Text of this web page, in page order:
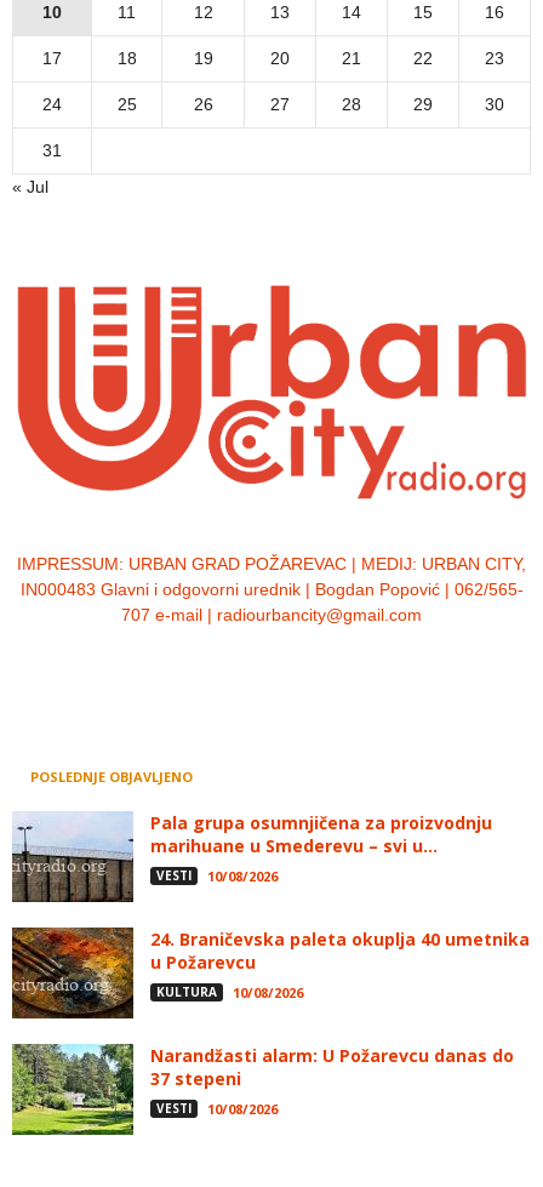
10 11 12 13 14 15 16
17 18 19 20 21 22 23
24 25 26 27 28 29 30
31
« Jul
IMPRESSUM: URBAN GRAD POŽAREVAC | MEDIJ: URBAN CITY,
IN000483 Glavni i odgovorni urednik | Bogdan Popović | 062/565-
707 e-mail | radiourbancity@gmail.com
POSLEDNJE OBJAVLJENO
Pala grupa osumnjičena za proizvodnju
marihuane u Smederevu – svi u...
VESTI 10/08/2026
24. Braničevska paleta okuplja 40 umetnika
u Požarevcu
KULTURA 10/08/2026
Narandžasti alarm: U Požarevcu danas do
37 stepeni
VESTI 10/08/2026